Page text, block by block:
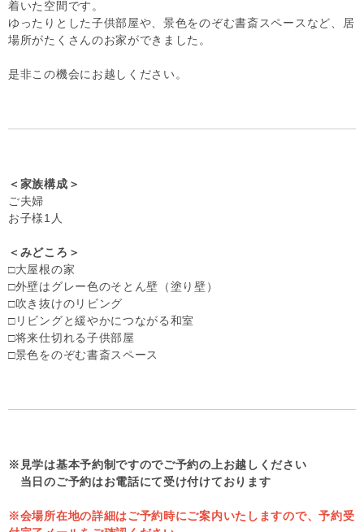
着いた空間です。
ゆったりとした子供部屋や、景色をのぞむ書斎スペースなど、居
場所がたくさんのお家ができました。
是非この機会にお越しください。
＜家族構成＞
ご夫婦
お子様1人
＜みどころ＞
□大屋根の家
□外壁はグレー色のそとん壁（塗り壁）
□吹き抜けのリビング
□リビングと緩やかにつながる和室
□将来仕切れる子供部屋
□景色をのぞむ書斎スペース
※見学は基本予約制ですのでご予約の上お越しください
当日のご予約はお電話にて受け付けております
※会場所在地の詳細はご予約時にご案内いたしますので、予約受